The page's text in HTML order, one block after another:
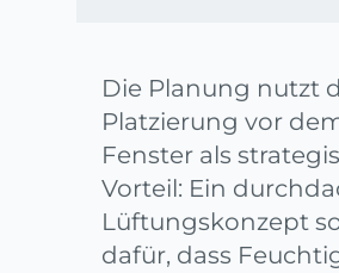
Die Planung nutzt
Platzierung vor
Fenster als
Vorteil: Ein
Lüftungskonzept
dafür, dass